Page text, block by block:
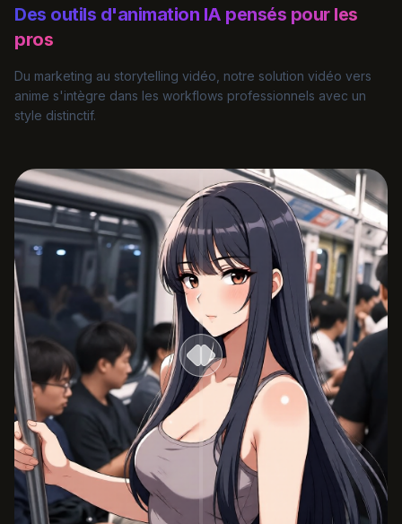
Des outils d'animation IA pensés pour les
pros
Du marketing au storytelling vidéo, notre solution vidéo vers
anime s'intègre dans les workflows professionnels avec un
style distinctif.